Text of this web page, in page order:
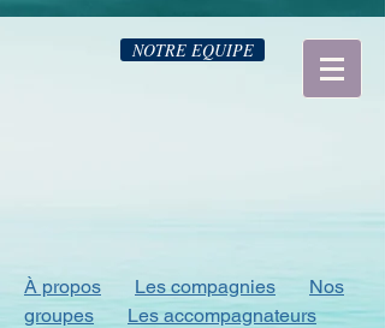
NOTRE EQUIPE
À propos Les compagnies
Nos
groupes
Les accompagnateurs